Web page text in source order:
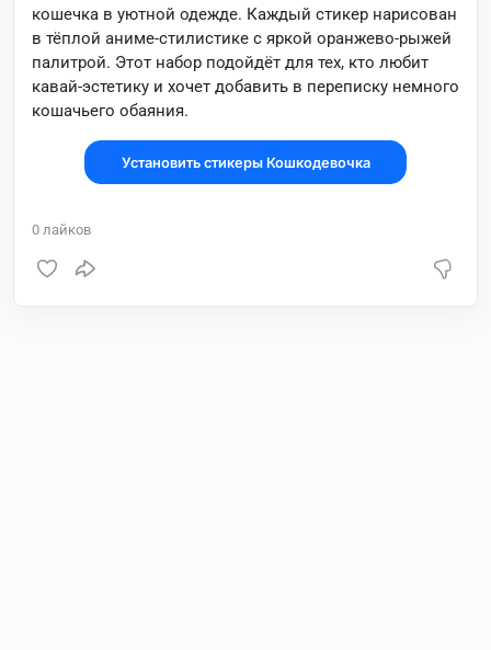
кошечка в уютной одежде. Каждый стикер нарисован
в тёплой аниме-стилистике с яркой оранжево-рыжей
палитрой. Этот набор подойдёт для тех, кто любит
кавай-эстетику и хочет добавить в переписку немного
кошачьего обаяния.
Установить стикеры Кошкодевочка
0 лайков